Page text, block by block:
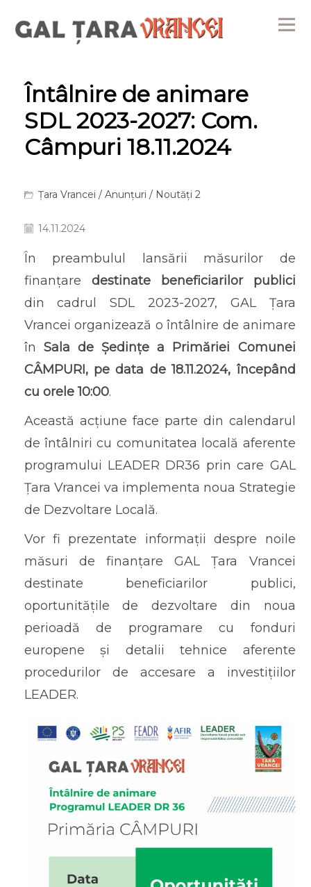
Întâlnire de animare
SDL 2023-2027: Com.
Câmpuri 18.11.2024
Țara Vrancei / Anunțuri / Noutăți 2
14.11.2024
În preambulul lansării măsurilor de
finanțare destinate beneficiarilor publici
din cadrul SDL 2023-2027, GAL Țara
Vrancei organizează o întâlnire de animare
în Sala de Ședințe a Primăriei Comunei
CÂMPURI, pe data de 18.11.2024, începând
cu orele 10:00.
Această acțiune face parte din calendarul
de întâlniri cu comunitatea locală aferente
programului LEADER DR36 prin care GAL
Țara Vrancei va implementa noua Strategie
de Dezvoltare Locală.
Vor fi prezentate informații despre noile
măsuri de finanțare GAL Țara Vrancei
destinate beneficiarilor publici,
oportunitățile de dezvoltare din noua
perioadă de programare cu fonduri
europene și detalii tehnice aferente
procedurilor de accesare a investițiilor
LEADER.